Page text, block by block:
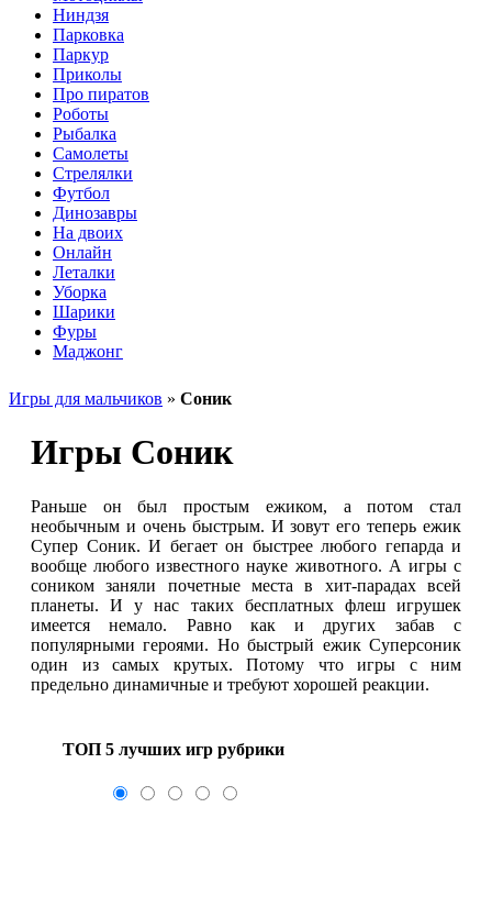
Ниндзя
Парковка
Паркур
Приколы
Про пиратов
Роботы
Рыбалка
Самолеты
Стрелялки
Футбол
Динозавры
На двоих
Онлайн
Леталки
Уборка
Шарики
Фуры
Маджонг
Игры для мальчиков » Соник
Игры Соник
Раньше он был простым ежиком, а потом стал
необычным и очень быстрым. И зовут его теперь ежик
Супер Соник. И бегает он быстрее любого гепарда и
вообще любого известного науке животного. А игры с
соником заняли почетные места в хит-парадах всей
планеты. И у нас таких бесплатных флеш игрушек
имеется немало. Равно как и других забав с
популярными героями. Но быстрый ежик Суперсоник
один из самых крутых. Потому что игры с ним
предельно динамичные и требуют хорошей реакции.
ТОП 5 лучших игр рубрики